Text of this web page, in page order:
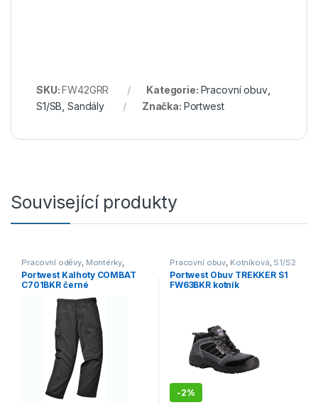
SKU:FW42GRR Kategorie: Pracovní obuv,
S1/SB ,Sandály Značka: Portwest
Související produkty
Pracovní oděvy Montérky,
Kalhoty Outdoor a volný čas,
Oděvy,Kalhoty
Portwest Kalhoty COMBAT
C701BKR černé
Pracovní obuv Kotníková S1/S2
Portwest Obuv TREKKER S1
FW63BKR kotník
-2%